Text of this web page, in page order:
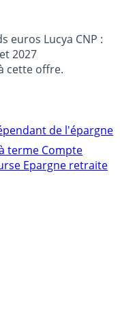
euros Lucya CNP :
2027
cette offre.
de l'épargne
terme Compte
Epargne retraite